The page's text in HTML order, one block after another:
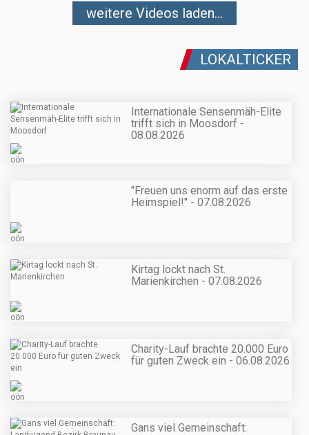
weitere Videos laden...
LOKALTICKER
Internationale Sensenmäh-Elite
trifft sich in Moosdorf -
08.08.2026
"Freuen uns enorm auf das erste
Heimspiel!" - 07.08.2026
Kirtag lockt nach St.
Marienkirchen - 07.08.2026
Charity-Lauf brachte 20.000 Euro
für guten Zweck ein - 06.08.2026
Gans viel Gemeinschaft: